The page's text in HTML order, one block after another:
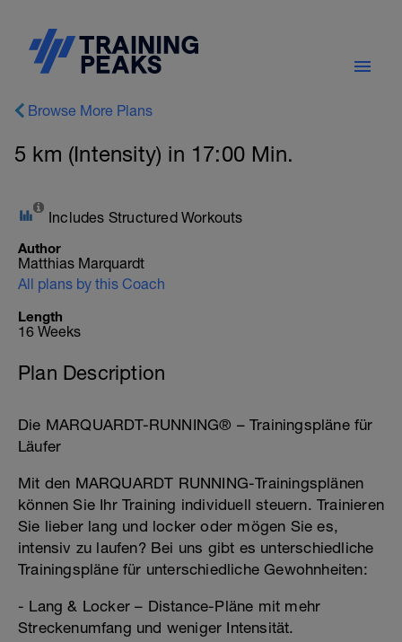
Browse More Plans
5 km (Intensity) in 17:00 Min.
Includes Structured Workouts
Author
Matthias Marquardt
All plans by this Coach
Length
16 Weeks
Plan Description
Die MARQUARDT-RUNNING® – Trainingspläne für
Läufer
Mit den MARQUARDT RUNNING-Trainingsplänen
können Sie Ihr Training individuell steuern. Trainieren
Sie lieber lang und locker oder mögen Sie es,
intensiv zu laufen? Bei uns gibt es unterschiedliche
Trainingspläne für unterschiedliche Gewohnheiten:
- Lang & Locker – Distance-Pläne mit mehr
Streckenumfang und weniger Intensität.